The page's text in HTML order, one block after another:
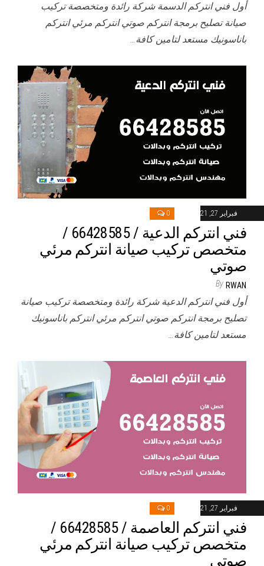
أول فني انتركم الدسمة شركة رائدة ومتخصصة تركيب
صيانة تصليح برمجة انتركم صوتي انتركم مرئي انتركم
باناسونيك مستعد لتامين كافة…
فبراير 27, 2021 0
فني انتركم الدعية / 66428585 /
متخصص تركيب صيانة انتركم مرئي
صوتي
By RWAN
أول فني انتركم الدعية شركة رائدة ومتخصصة تركيب صيانة
تصليح برمجة انتركم صوتي انتركم مرئي انتركم باناسونيك
مستعد لتامين كافة…
فبراير 27, 2021 0
فني انتركم العاصمة / 66428585 /
متخصص تركيب صيانة انتركم مرئي
صوتي